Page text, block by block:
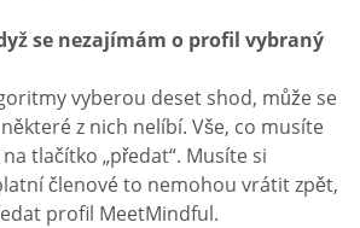
se nezajímám o profil vybraný
vyberou deset shod, může se
z nich nelíbí. Vše, co musíte
tlačítko „předat“. Musíte si
členové to nemohou vrátit zpět,
profil MeetMindful.